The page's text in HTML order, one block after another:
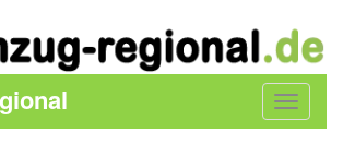
Toggle